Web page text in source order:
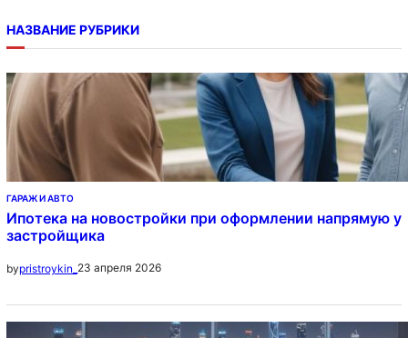
НАЗВАНИЕ РУБРИКИ
ГАРАЖ И АВТО
Ипотека на новостройки при оформлении напрямую у
застройщика
bypristroykin_ 23 апреля 2026